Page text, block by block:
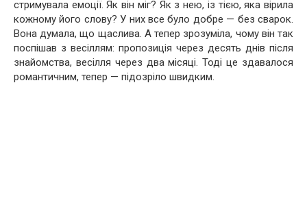
стримувала емоції. Як він міг? Як з нею, із тією, яка вірила
кожному його слову? У них все було добре — без сварок.
Вона думала, що щаслива. А тепер зрозуміла, чому він так
поспішав з весіллям: пропозиція через десять днів після
знайомства, весілля через два місяці. Тоді це здавалося
романтичним, тепер — підозріло швидким.